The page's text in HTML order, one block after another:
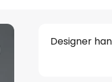
Designer